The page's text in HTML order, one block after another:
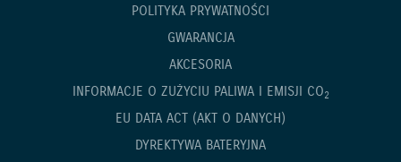
POLITYKA PRYWATNOŚCI
GWARANCJA
AKCESORIA
INFORMACJE O ZUŻYCIU PALIWA I EMISJI CO2
EU DATA ACT (AKT O DANYCH)
DYREKTYWA BATERYJNA